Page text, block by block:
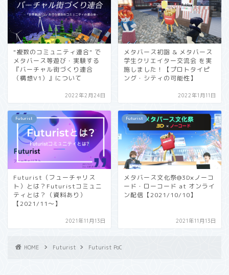
"複数のコミュニティ連合" で
メタバース等遊び・実験する
『バーチャル街づくり連合
（構想V1）』について
2022年2月24日
メタバース初詣 & メタバース
学生クリエイター交流会 を実
施しました！【プロトタイピ
ング・シティの可能性】
2022年1月11日
Futurist
Futurist（フューチャリス
ト）とは？Futuristコミュニ
ティとは？（資料あり）
【2021/11〜】
2021年11月13日
Futurist
メタバース文化祭@3D×ノーコ
ード・ローコード at オンライ
ン配信【2021/10/10】
2021年11月13日
HOME Futurist Futurist PoC